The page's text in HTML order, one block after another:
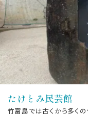
たけとみ民芸館
竹富島では古くから多く